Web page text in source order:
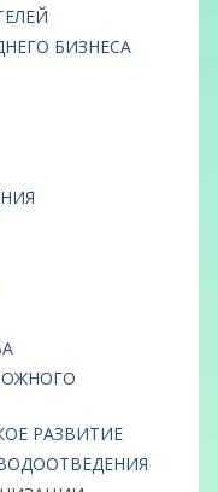
БИЗНЕСА
РАЗВИТИЕ